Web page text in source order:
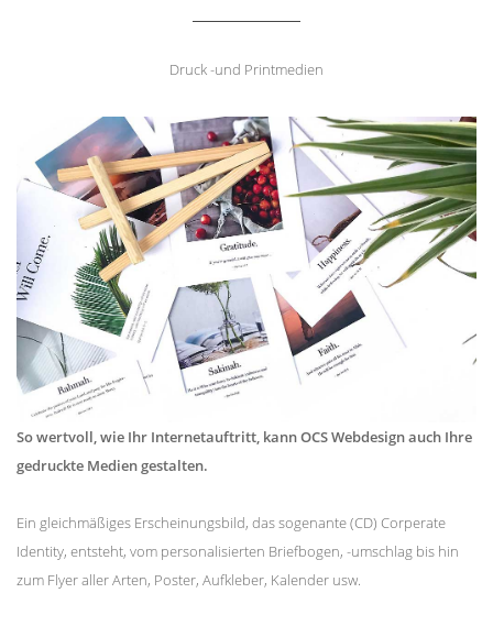
Druck -und Printmedien
So wertvoll, wie Ihr Internetauftritt, kann OCS Webdesign auch Ihre
gedruckte Medien gestalten.
Ein gleichmäßiges Erscheinungsbild, das sogenante (CD) Corperate
Identity, entsteht, vom personalisierten Briefbogen, -umschlag bis hin
zum Flyer aller Arten, Poster, Aufkleber, Kalender usw.